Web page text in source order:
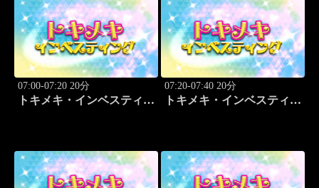
07:00-07:20 20分
トキメキ・インベスティン
07:20-07:40 20分
トキメキ・インベスティン